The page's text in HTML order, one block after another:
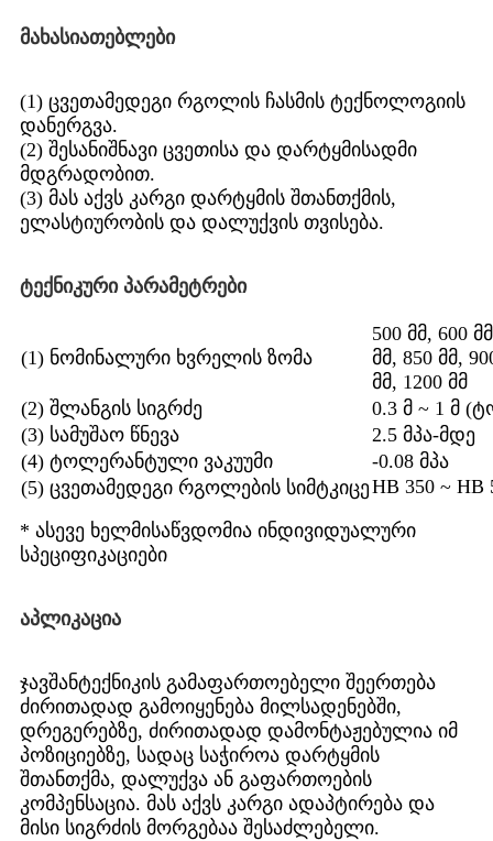
მახასიათებლები
(1) ცვეთამედეგი რგოლის ჩასმის ტექნოლოგიის
დანერგვა.
(2) შესანიშნავი ცვეთისა და დარტყმისადმი
მდგრადობით.
(3) მას აქვს კარგი დარტყმის შთანთქმის,
ელასტიურობის და დალუქვის თვისება.
ტექნიკური პარამეტრები
(1) ნომინალური ხვრელის ზომა
500 მმ, 600
მმ, 850 მმ,
მმ, 1200 მმ
(2) შლანგის სიგრძე
0.3 მ ~ 1 მ
(3) სამუშაო წნევა
2.5 მპა-მდე
(4) ტოლერანტული ვაკუუმი
-0.08 მპა
(5) ცვეთამედეგი რგოლების სიმტკიცეHB 350 ~ HB
* ასევე ხელმისაწვდომია ინდივიდუალური
სპეციფიკაციები
აპლიკაცია
ჯავშანტექნიკის გამაფართოებელი შეერთება
ძირითადად გამოიყენება მილსადენებში,
დრეგერებზე, ძირითადად დამონტაჟებულია იმ
პოზიციებზე, სადაც საჭიროა დარტყმის
შთანთქმა, დალუქვა ან გაფართოების
კომპენსაცია. მას აქვს კარგი ადაპტირება და
მისი სიგრძის მორგებაა შესაძლებელი.